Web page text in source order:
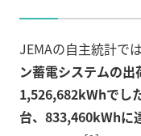
JEMAの自主統計では
ン蓄電システムの出
1,526,682kWhでし
台、833,460kWhに